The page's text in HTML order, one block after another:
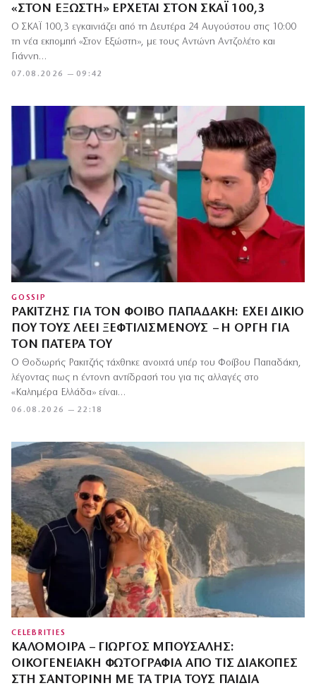
«ΣΤΟΝ ΕΞΏΣΤΗ» ΈΡΧΕΤΑΙ ΣΤΟΝ ΣΚΑΪ 100,3
07.08.2026 — 09:42
Ο ΣΚΑΪ 100,3 εγκαινιάζει από τη Δευτέρα 24 Αυγούστου στις 10:00
τη νέα εκπομπή «Στον Εξώστη», με τους Αντώνη Αντζολέτο και
Γιάννη…
GOSSIP
ΡΑΚΙΤΖΉΣ ΓΙΑ ΤΟΝ ΦΟΊΒΟ ΠΑΠΑΔΆΚΗ: ΈΧΕΙ ΔΊΚΙΟ
ΠΟΥ ΤΟΥΣ ΛΈΕΙ ΞΕΦΤΙΛΙΣΜΈΝΟΥΣ – Η ΟΡΓΉ ΓΙΑ
ΤΟΝ ΠΑΤΈΡΑ ΤΟΥ
06.08.2026 — 22:18
Ο Θοδωρής Ρακιτζής τάχθηκε ανοιχτά υπέρ του Φοίβου Παπαδάκη,
λέγοντας πως η έντονη αντίδρασή του για τις αλλαγές στο
«Καλημέρα Ελλάδα» είναι…
CELEBRITIES
ΚΑΛΟΜΟΊΡΑ – ΓΙΏΡΓΟΣ ΜΠΟΎΣΑΛΗΣ:
ΟΙΚΟΓΕΝΕΙΑΚΉ ΦΩΤΟΓΡΑΦΊΑ ΑΠΌ ΤΙΣ ΔΙΑΚΟΠΈΣ
ΣΤΗ ΣΑΝΤΟΡΊΝΗ ΜΕ ΤΑ ΤΡΊΑ ΤΟΥΣ ΠΑΙΔΙΆ